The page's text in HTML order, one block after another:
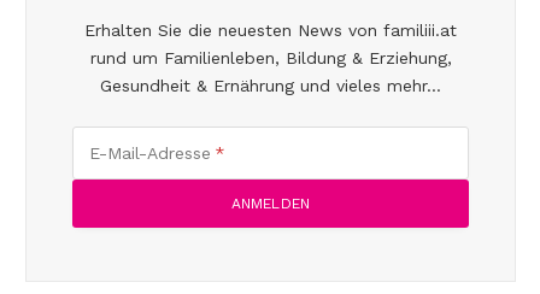
Erhalten Sie die neuesten News von familiii.at
rund um Familienleben, Bildung & Erziehung,
Gesundheit & Ernährung und vieles mehr...
E-Mail-Adresse